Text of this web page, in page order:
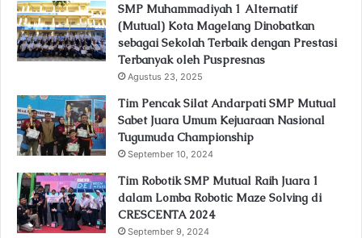
SMP Muhammadiyah 1 Alternatif
(Mutual) Kota Magelang Dinobatkan
sebagai Sekolah Terbaik dengan Prestasi
Terbanyak oleh Puspresnas
Agustus 23, 2025
Tim Pencak Silat Andarpati SMP Mutual
Sabet Juara Umum Kejuaraan Nasional
Tugumuda Championship
September 10, 2024
Tim Robotik SMP Mutual Raih Juara 1
dalam Lomba Robotic Maze Solving di
CRESCENTA 2024
September 9, 2024